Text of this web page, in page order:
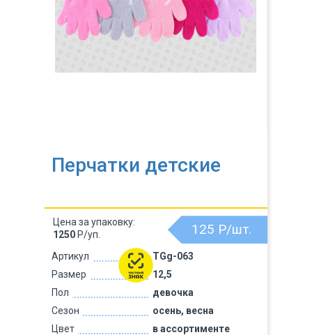
Перчатки детские
Артикул
TGg-063
Размер
12,5
Пол
девочка
Сезон
осень, весна
Цвет
в ассортименте
125 Р/шт.
Цена за упаковку:
1250 Р/уп.